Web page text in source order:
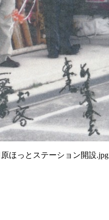
ほっとステーション開設.jpg